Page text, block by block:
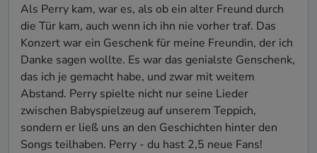
Als Perry kam, war es, als ob ein alter Freund durch
die Tür kam, auch wenn ich ihn nie vorher traf. Das
Konzert war ein Geschenk für meine Freundin, der ich
Danke sagen wollte. Es war das genialste Genschenk,
das ich je gemacht habe, und zwar mit weitem
Abstand. Perry spielte nicht nur seine Lieder
zwischen Babyspielzeug auf unserem Teppich,
sondern er ließ uns an den Geschichten hinter den
Songs teilhaben. Perry - du hast 2,5 neue Fans!